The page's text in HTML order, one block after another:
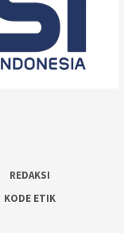
REDAKSI
KODE ETIK